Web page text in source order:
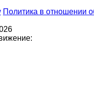
Политика в отношении